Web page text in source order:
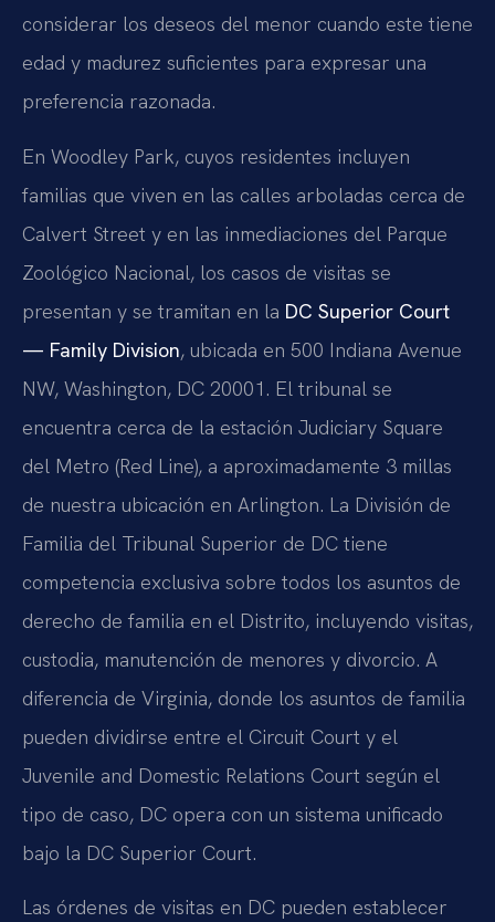
considerar los deseos del menor cuando este tiene
edad y madurez suficientes para expresar una
preferencia razonada.
En Woodley Park, cuyos residentes incluyen
familias que viven en las calles arboladas cerca de
Calvert Street y en las inmediaciones del Parque
Zoológico Nacional, los casos de visitas se
presentan y se tramitan en la DC Superior Court
— Family Division, ubicada en 500 Indiana Avenue
NW, Washington, DC 20001. El tribunal se
encuentra cerca de la estación Judiciary Square
del Metro (Red Line), a aproximadamente 3 millas
de nuestra ubicación en Arlington. La División de
Familia del Tribunal Superior de DC tiene
competencia exclusiva sobre todos los asuntos de
derecho de familia en el Distrito, incluyendo visitas,
custodia, manutención de menores y divorcio. A
diferencia de Virginia, donde los asuntos de familia
pueden dividirse entre el Circuit Court y el
Juvenile and Domestic Relations Court según el
tipo de caso, DC opera con un sistema unificado
bajo la DC Superior Court.
Las órdenes de visitas en DC pueden establecer